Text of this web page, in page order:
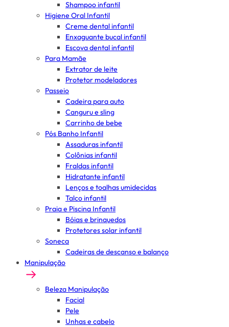
Shampoo infantil
Higiene Oral Infantil
Creme dental infantil
Enxaguante bucal infantil
Escova dental infantil
Para Mamãe
Extrator de leite
Protetor modeladores
Passeio
Cadeira para auto
Canguru e sling
Carrinho de bebe
Pós Banho Infantil
Assaduras infantil
Colônias infantil
Fraldas infantil
Hidratante infantil
Lenços e toalhas umidecidas
Talco infantil
Praia e Piscina Infantil
Bóias e brinquedos
Protetores solar infantil
Soneca
Cadeiras de descanso e balanço
Manipulação
Beleza Manipulação
Facial
Pele
Unhas e cabelo